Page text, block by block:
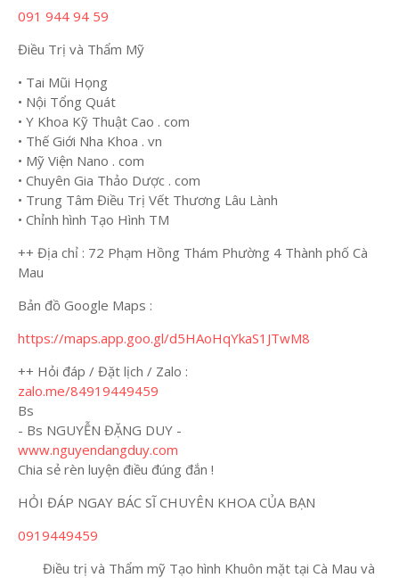
091 944 94 59
Điều Trị và Thẩm Mỹ
• Tai Mũi Họng
• Nội Tổng Quát
• Y Khoa Kỹ Thuật Cao . com
• Thế Giới Nha Khoa . vn
• Mỹ Viện Nano . com
• Chuyên Gia Thảo Dược . com
• Trung Tâm Điều Trị Vết Thương Lâu Lành
• Chỉnh hình Tạo Hình TM
++ Địa chỉ : 72 Phạm Hồng Thám Phường 4 Thành phố Cà
Mau
Bản đồ Google Maps :
https://maps.app.goo.gl/d5HAoHqYkaS1JTwM8
++ Hỏi đáp / Đặt lịch / Zalo :
zalo.me/84919449459
Bs
- Bs NGUYỄN ĐẶNG DUY -
www.nguyendangduy.com
Chia sẻ rèn luyện điều đúng đắn !
HỎI ĐÁP NGAY BÁC SĨ CHUYÊN KHOA CỦA BẠN
0919449459
Điều trị và Thẩm mỹ Tạo hình Khuôn mặt tại Cà Mau và